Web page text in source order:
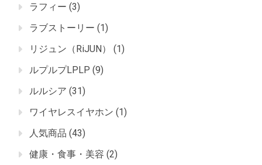
ラフィー (3)
ラブストーリー (1)
リジュン（RiJUN）
(1)
ルプルプLPLP (9)
ルルシア (31)
ワイヤレスイヤホン (1)
人気商品 (43)
健康・食事・美容 (2)